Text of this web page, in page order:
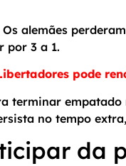
alemães
por 3 a 1.
pode
terminar
no tempo
da